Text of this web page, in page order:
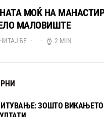
МОЌ НА
МАЛОВИШТЕ
ЧИТАЈ БЕ 2 MIN
ЗОШТО ВИКАЊЕТО